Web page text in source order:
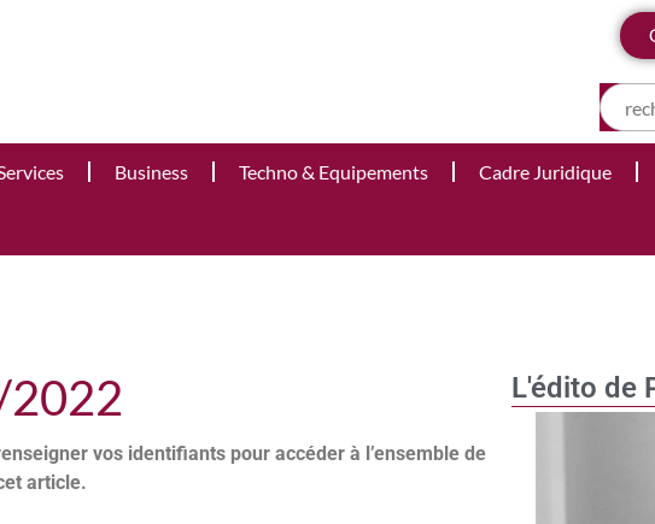
Business Techno & Equipements Cadre Juridique
L'édito de
2022
vos identifiants pour accéder à l’ensemble de
article.